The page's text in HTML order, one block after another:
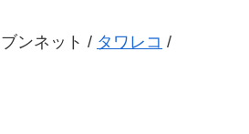
ンネット / タワレコ /